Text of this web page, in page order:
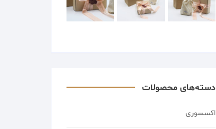
دسته‌های محصولات
اکسسوری